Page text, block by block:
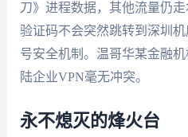
刀》进程数据，其他流量仍
验证码不会突然跳转到深圳
号安全机制。温哥华某金融
陆企业VPN毫无冲突。
永不熄灭的烽火台